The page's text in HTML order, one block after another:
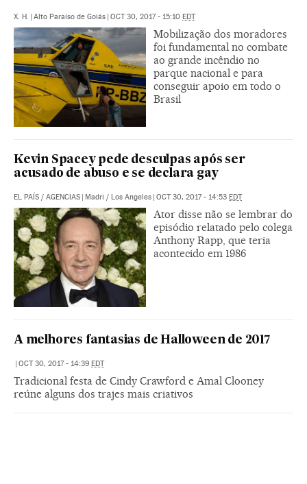
X. H. | Alto Paraíso de Goiás | OCT 30, 2017 - 15:10 EDT
Mobilização dos moradores
foi fundamental no combate
ao grande incêndio no
parque nacional e para
conseguir apoio em todo o
Brasil
Kevin Spacey pede desculpas após ser
acusado de abuso e se declara gay
EL PAÍS / AGENCIAS | Madri / Los Angeles | OCT 30, 2017 - 14:53 EDT
Ator disse não se lembrar do
episódio relatado pelo colega
Anthony Rapp, que teria
acontecido em 1986
A melhores fantasias de Halloween de 2017
| OCT 30, 2017 - 14:39 EDT
Tradicional festa de Cindy Crawford e Amal Clooney
reúne alguns dos trajes mais criativos